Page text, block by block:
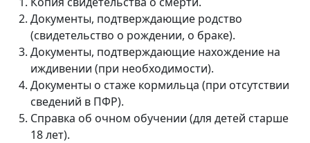
Документы, подтверждающие родство
(свидетельство о рождении, о браке).
Документы, подтверждающие нахождение на
иждивении (при необходимости).
Документы о стаже кормильца (при отсутствии
сведений в ПФР).
Справка об очном обучении (для детей старше
18 лет).